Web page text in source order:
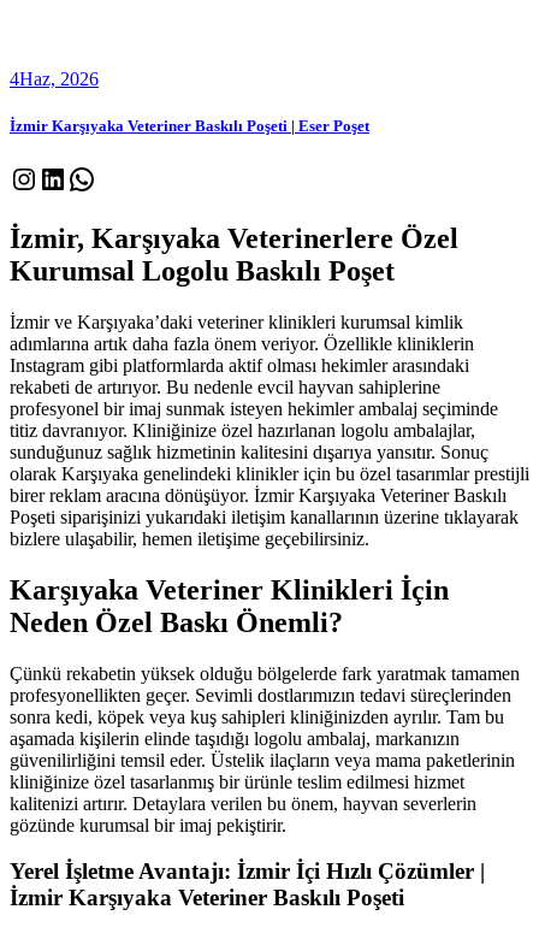
4Haz, 2026
İzmir Karşıyaka Veteriner Baskılı Poşeti | Eser Poşet
Instagram
LinkedIn
WhatsApp
İzmir, Karşıyaka Veterinerlere Özel
Kurumsal Logolu Baskılı Poşet
İzmir ve Karşıyaka’daki veteriner klinikleri kurumsal kimlik
adımlarına artık daha fazla önem veriyor. Özellikle kliniklerin
Instagram gibi platformlarda aktif olması hekimler arasındaki
rekabeti de artırıyor. Bu nedenle evcil hayvan sahiplerine
profesyonel bir imaj sunmak isteyen hekimler ambalaj seçiminde
titiz davranıyor. Kliniğinize özel hazırlanan logolu ambalajlar,
sunduğunuz sağlık hizmetinin kalitesini dışarıya yansıtır. Sonuç
olarak Karşıyaka genelindeki klinikler için bu özel tasarımlar prestijli
birer reklam aracına dönüşüyor. İzmir Karşıyaka Veteriner Baskılı
Poşeti siparişinizi yukarıdaki iletişim kanallarının üzerine tıklayarak
bizlere ulaşabilir, hemen iletişime geçebilirsiniz.
Karşıyaka Veteriner Klinikleri İçin
Neden Özel Baskı Önemli?
Çünkü rekabetin yüksek olduğu bölgelerde fark yaratmak tamamen
profesyonellikten geçer. Sevimli dostlarımızın tedavi süreçlerinden
sonra kedi, köpek veya kuş sahipleri kliniğinizden ayrılır. Tam bu
aşamada kişilerin elinde taşıdığı logolu ambalaj, markanızın
güvenilirliğini temsil eder. Üstelik ilaçların veya mama paketlerinin
kliniğinize özel tasarlanmış bir ürünle teslim edilmesi hizmet
kalitenizi artırır. Detaylara verilen bu önem, hayvan severlerin
gözünde kurumsal bir imaj pekiştirir.
Yerel İşletme Avantajı: İzmir İçi Hızlı Çözümler |
İzmir Karşıyaka Veteriner Baskılı Poşeti